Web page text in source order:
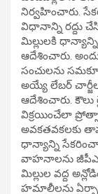
నిర్వహించారు.
విధానాన్ని రద్దు
మిల్లులకి
ఆదేశించారు.
సంచులను
అయ్యే లేబర్
ఆదేశించారు. కౌలు
విక్రయించేలా
అవకతవకలకు
ధాన్యాన్ని
వాహనాలను
మిల్లుల వద్ద
హమాలీలను